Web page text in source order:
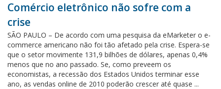
Comércio eletrônico não sofre com a
crise
SÃO PAULO – De acordo com uma pesquisa da eMarketer o e-
commerce americano não foi tão afetado pela crise. Espera-se
que o setor movimente 131,9 bilhões de dólares, apenas 0,4%
menos que no ano passado. Se, como preveem os
economistas, a recessão dos Estados Unidos terminar esse
ano, as vendas online de 2010 poderão crescer até quase ...